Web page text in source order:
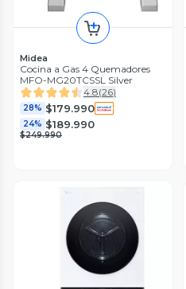
Midea
Cocina a Gas 4 Quemadores
MFO-MG20TCSSL Silver
4.8(26)
28% $179.990
24% $189.990
$249.990